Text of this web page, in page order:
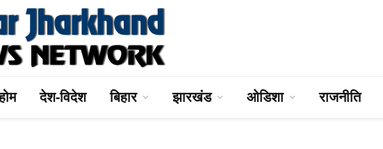
देश-विदेश बिहार झारखंड ओडिशा राजनीति